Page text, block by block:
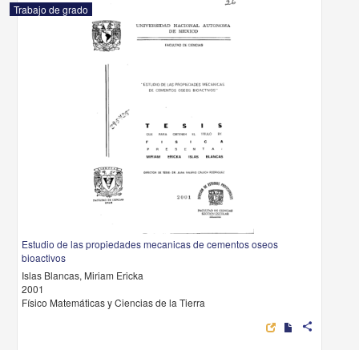
Trabajo de grado
Estudio de las propiedades mecanicas de cementos oseos
bioactivos
Islas Blancas, Miriam Ericka
2001
Físico Matemáticas y Ciencias de la Tierra
share